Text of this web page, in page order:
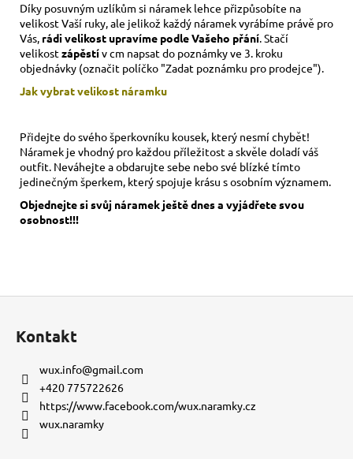
Díky posuvným uzlíkům si náramek lehce přizpůsobíte na
velikost Vaší ruky,ale jelikož každý náramek vyrábíme právě pro
Vás, rádi velikost upravíme podle Vašeho přání. Stačí
velikostzápěstív cm napsat do poznámky ve 3. kroku
objednávky (označit políčko "Zadat poznámku pro prodejce").
Jak vybrat velikost náramku
Přidejte do svého šperkovníku kousek, který nesmí chybět!
Náramek je vhodný pro každou příležitost a skvěle doladí váš
outfit. Neváhejte a obdarujte sebe nebo své blízké tímto
jedinečným šperkem, který spojuje krásu s osobním významem.
Objednejte si svůj náramek ještě dnes a vyjádřete svou
osobnost!!!
Kontakt
wux.info@gmail.com
+420 775722626
https://www.facebook.com/wux.naramky.cz
wux.naramky